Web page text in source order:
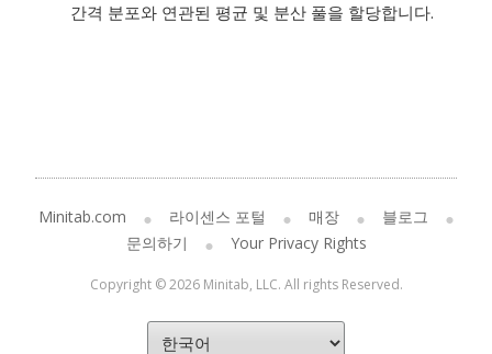
간격 분포와 연관된 평균 및 분산 풀을 할당합니다.
Minitab.com 라이센스 포털 매장
블로그
문의하기
Your Privacy Rights
Copyright © 2026 Minitab, LLC. All rights Reserved.